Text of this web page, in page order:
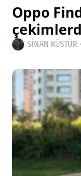
Oppo
SINAN KÜSTÜR